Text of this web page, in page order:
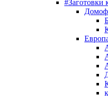
#Заготовки